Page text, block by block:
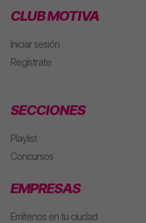
CLUB MOTIVA
Iniciar sesión
Regístrate
SECCIONES
Playlist
Concursos
EMPRESAS
Emítenos en tu ciudad